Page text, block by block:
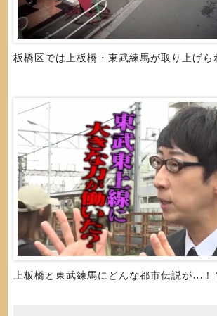
板橋区では上板橋・東武練馬が取り上げら
上板橋と東武練馬にどんな都市伝説が…！